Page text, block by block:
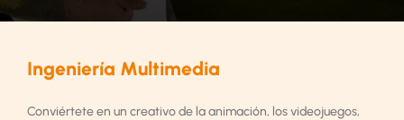
Ingeniería Multimedia
Conviértete en un creativo de la animación, los videojuegos,